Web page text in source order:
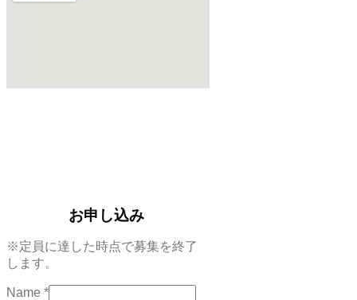
お申し込み
※定員に達した時点で募集を終了
します。
Name *